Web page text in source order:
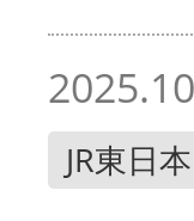
JR東日